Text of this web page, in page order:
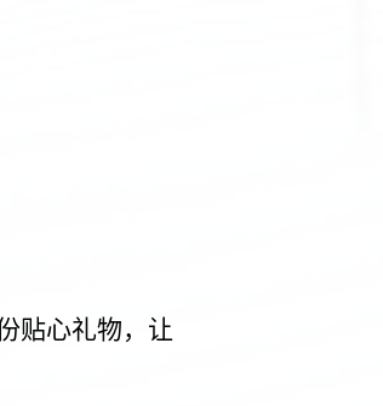
贴心礼物，让